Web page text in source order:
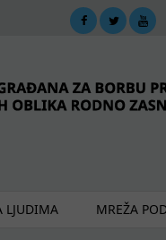
LJUDIMA MREŽA